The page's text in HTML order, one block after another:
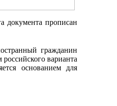
документа прописан
гражданин
варианта
основанием для